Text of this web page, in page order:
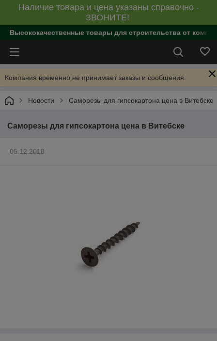
Наличие товара и цена указаны справочно -
ЗВОНИТЕ!
Высококачественные товары для строительства от
Компания временно не принимает заказы и сообщения.
Новости Саморезы для гипсокартона цена в Витебске
Саморезы для гипсокартона цена в Витебске
05.12.2018